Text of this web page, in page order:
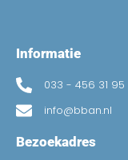
Informatie
033 - 456 31 95
info@bban.nl
Bezoekadres